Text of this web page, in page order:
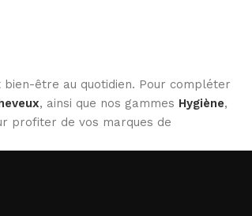
être au quotidien. Pour compléter
, ainsi que nos gammes Hygiène,
profiter de vos marques de